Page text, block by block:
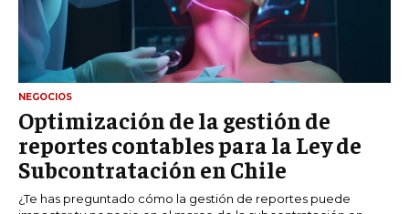
NEGOCIOS
Optimización de la gestión de
reportes contables para la Ley de
Subcontratación en Chile
¿Te has preguntado cómo la gestión de reportes puede